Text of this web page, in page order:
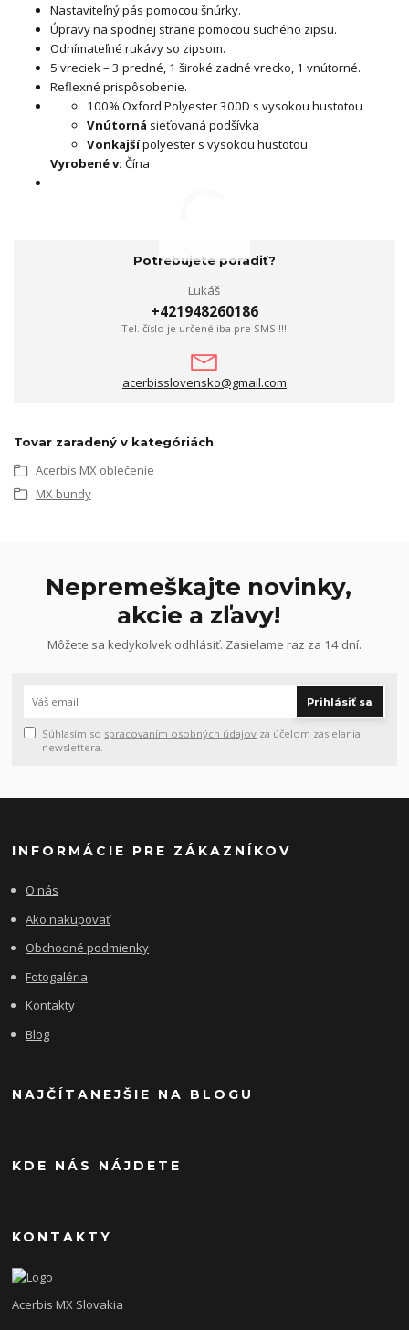
Nastaviteľný pás pomocou šnúrky.
Úpravy na spodnej strane pomocou suchého zipsu.
Odnímateľné rukávy so zipsom.
5 vreciek – 3 predné, 1 široké zadné vrecko, 1 vnútorné.
Reflexné prispôsobenie.
100% Oxford Polyester 300D s vysokou hustotou
Vnútorná sieťovaná podšívka
Vonkajšípolyester s vysokou hustotou
Vyrobené v: Čína
Potrebujete poradiť?
Lukáš
+421948260186
Tel. číslo je určené iba pre SMS !!!
acerbisslovensko@gmail.com
Tovar zaradený v kategóriách
Acerbis MX oblečenie
MX bundy
Nepremeškajte novinky,
akcie a zľavy!
Môžete sa kedykoľvek odhlásiť. Zasielame raz za 14 dní.
Prihlásiť sa
Súhlasím so spracovaním osobných údajov za účelom zasielania
newslettera.
INFORMÁCIE PRE ZÁKAZNÍKOV
O nás
Ako nakupovať
Obchodné podmienky
Fotogaléria
Kontakty
Blog
NAJČÍTANEJŠIE NA BLOGU
KDE NÁS NÁJDETE
KONTAKTY
Acerbis MX Slovakia